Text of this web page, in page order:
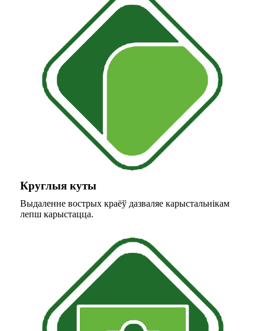
Круглыя ​​куты
Выдаленне вострых краёў дазваляе карыстальнікам
лепш карыстацца.